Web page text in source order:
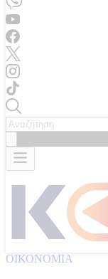
ΟΙΚΟΝΟΜΙΑ